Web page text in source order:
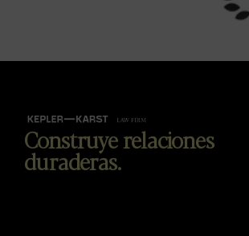
Construye relaciones
duraderas.